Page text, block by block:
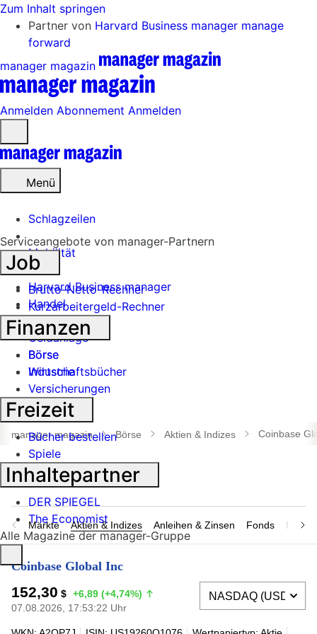
Zum Inhalt springen
Partner von Harvard Business manager manage
forward
manager magazin
Anmelden Abonnement Anmelden
öffnen
Menü
Schlagzeilen
Mobilität
Tech
Harvard Business manager
Handel
Banken
Geldanlage
Börse
Industrie
Suche
öffnen
manager magazin Börse Aktien & Indizes Coinbase
Märkte Aktien & Indizes Anleihen & Zinsen Fonds
Coinbase Global Inc
152,30 $ +6,89 (+4,74%)
07.08.2026, 17:53:22 Uhr
Serviceangebote von manager-Partnern
Job
Brutto-Netto-Rechner
Kurzarbeitergeld-Rechner
Finanzen
Börse
Wirtschaftsbücher
Versicherungen
Freizeit
Bücher bestellen
Spiele
Inhaltepartner
DER SPIEGEL
The Economist
Alle Magazine der manager-Gruppe